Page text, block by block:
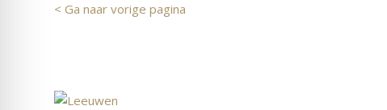
< Ga naar vorige pagina